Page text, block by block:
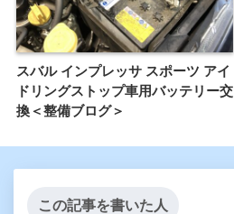
スバル インプレッサ スポーツ アイ
ドリングストップ車用バッテリー交
換＜整備ブログ＞
この記事を書いた人